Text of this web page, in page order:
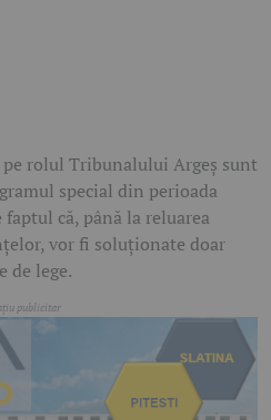
pe rolul Tribunalului Argeș sunt
special din perioada
că, până la reluarea
vor fi soluționate doar
de lege.